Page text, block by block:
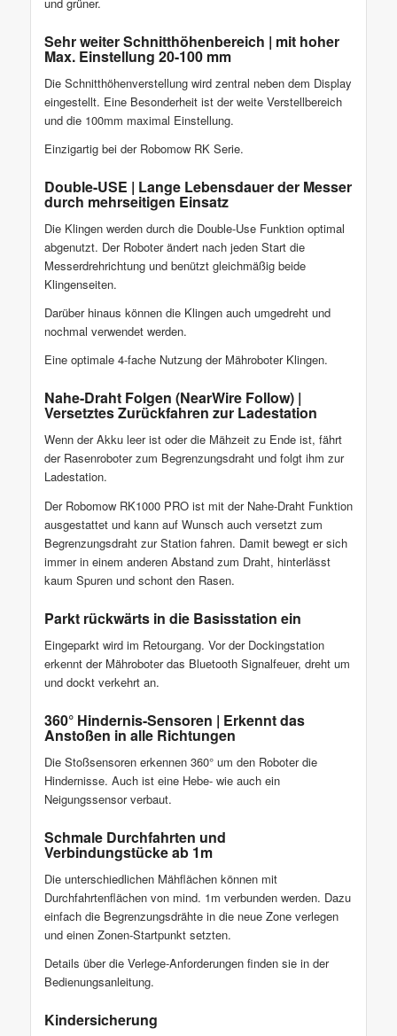
Sehr weiter Schnitthöhenbereich | mit hoher
Max. Einstellung 20-100 mm
Die Schnitthöhenverstellung wird zentral neben dem Display
eingestellt. Eine Besonderheit ist der weite Verstellbereich
und die 100mm maximal Einstellung.
Einzigartig bei der Robomow RK Serie.
Double-USE | Lange Lebensdauer der Messer
durch mehrseitigen Einsatz
Die Klingen werden durch die Double-Use Funktion optimal
abgenutzt. Der Roboter ändert nach jeden Start die
Messerdrehrichtung und benützt gleichmäßig beide
Klingenseiten.
Darüber hinaus können die Klingen auch umgedreht und
nochmal verwendet werden.
Eine optimale 4-fache Nutzung der Mähroboter Klingen.
Nahe-Draht Folgen (NearWire Follow) |
Versetztes Zurückfahren zur Ladestation
Wenn der Akku leer ist oder die Mähzeit zu Ende ist, fährt
der Rasenroboter zum Begrenzungsdraht und folgt ihm zur
Ladestation.
Der Robomow RK1000 PRO ist mit der Nahe-Draht Funktion
ausgestattet und kann auf Wunsch auch versetzt zum
Begrenzungsdraht zur Station fahren. Damit bewegt er sich
immer in einem anderen Abstand zum Draht, hinterlässt
kaum Spuren und schont den Rasen.
Parkt rückwärts in die Basisstation ein
Eingeparkt wird im Retourgang. Vor der Dockingstation
erkennt der Mähroboter das Bluetooth Signalfeuer, dreht um
und dockt verkehrt an.
360° Hindernis-Sensoren | Erkennt das
Anstoßen in alle Richtungen
Die Stoßsensoren erkennen 360° um den Roboter die
Hindernisse. Auch ist eine Hebe- wie auch ein
Neigungssensor verbaut.
Schmale Durchfahrten und
Verbindungstücke ab 1m
Die unterschiedlichen Mähflächen können mit
Durchfahrtenflächen von mind. 1m verbunden werden. Dazu
einfach die Begrenzungsdrähte in die neue Zone verlegen
und einen Zonen-Startpunkt setzten.
Details über die Verlege-Anforderungen finden sie in der
Bedienungsanleitung.
Kindersicherung